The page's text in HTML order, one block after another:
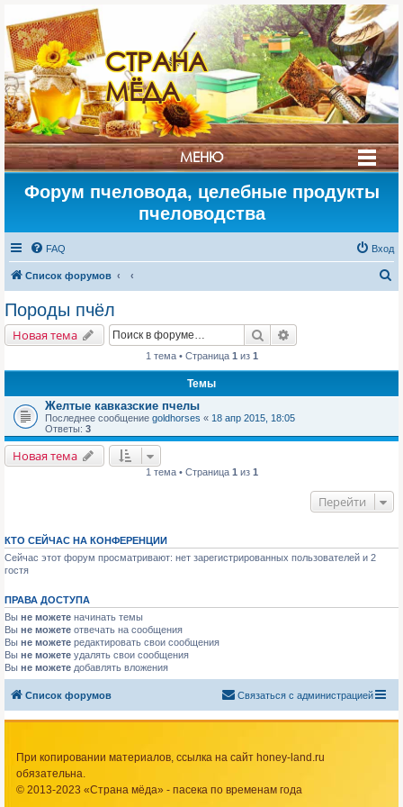
СТРАНА
МЁДА
МЕНЮ
Форум пчеловода, целебные продукты
пчеловодства
FAQ Вход
Список форумов
Породы пчёл
Новая тема Поиск
1 тема • Страница 1 из 1
Темы
Желтые кавказские пчелы
Последнее сообщение goldhorses « 18 апр 2015, 18:05
Ответы: 3
Новая тема
1 тема • Страница 1 из 1
Перейти
КТО СЕЙЧАС НА КОНФЕРЕНЦИИ
Сейчас этот форум просматривают: нет зарегистрированных пользователей и 2
гостя
ПРАВА ДОСТУПА
Вы не можете начинать темы
Вы не можете отвечать на сообщения
Вы не можете редактировать свои сообщения
Вы не можете удалять свои сообщения
Вы не можете добавлять вложения
Список форумов Связаться с администрацией
При копировании материалов, ссылка на сайт honey-land.ru
обязательна.
© 2013-2023 «Страна мёда» - пасека по временам года